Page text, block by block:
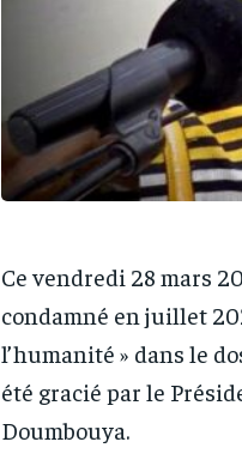
Ce vendredi 28 mars
condamné en juillet
l’humanité » dans le
été gracié par le
Doumbouya.